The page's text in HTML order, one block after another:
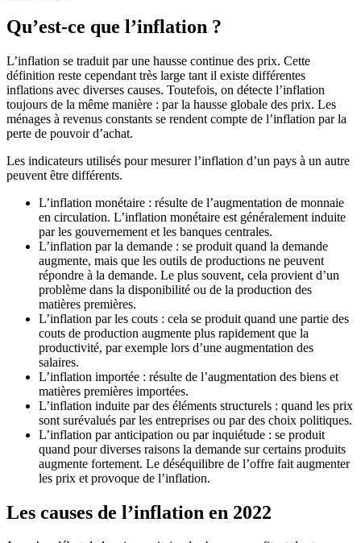
Qu’est-ce que l’inflation ?
L’inflation se traduit par une hausse continue des prix. Cette
définition reste cependant très large tant il existe différentes
inflations avec diverses causes. Toutefois, on détecte l’inflation
toujours de la même manière : par la hausse globale des prix. Les
ménages à revenus constants se rendent compte de l’inflation par la
perte de pouvoir d’achat.
Les indicateurs utilisés pour mesurer l’inflation d’un pays à un autre
peuvent être différents.
L’inflation monétaire : résulte de l’augmentation de monnaie
en circulation. L’inflation monétaire est généralement induite
par les gouvernement et les banques centrales.
L’inflation par la demande : se produit quand la demande
augmente, mais que les outils de productions ne peuvent
répondre à la demande. Le plus souvent, cela provient d’un
problème dans la disponibilité ou de la production des
matières premières.
L’inflation par les couts : cela se produit quand une partie des
couts de production augmente plus rapidement que la
productivité, par exemple lors d’une augmentation des
salaires.
L’inflation importée : résulte de l’augmentation des biens et
matières premières importées.
L’inflation induite par des éléments structurels : quand les prix
sont surévalués par les entreprises ou par des choix politiques.
L’inflation par anticipation ou par inquiétude : se produit
quand pour diverses raisons la demande sur certains produits
augmente fortement. Le déséquilibre de l’offre fait augmenter
les prix et provoque de l’inflation.
Les causes de l’inflation en 2022